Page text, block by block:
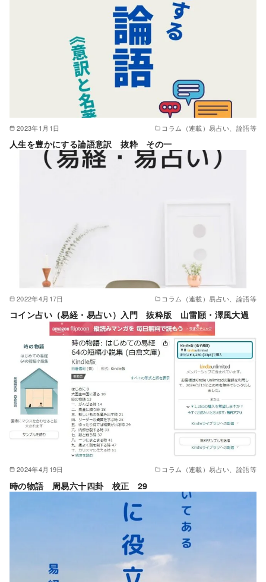
2023年1月1日 コラム（連載）易占い、論語等
人生を豊かにする論語意訳 抜粋 その一
2022年4月17日 コラム（連載）易占い、論語等
コイン占い（易経・易占い）入門 抜粋版 山雷頥・澤風大過
2024年4月19日 コラム（連載）易占い、論語等
時の物語 周易六十四卦 校正 29